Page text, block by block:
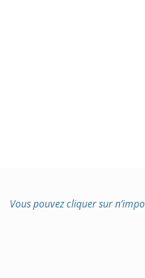
Vous pouvez cliquer sur